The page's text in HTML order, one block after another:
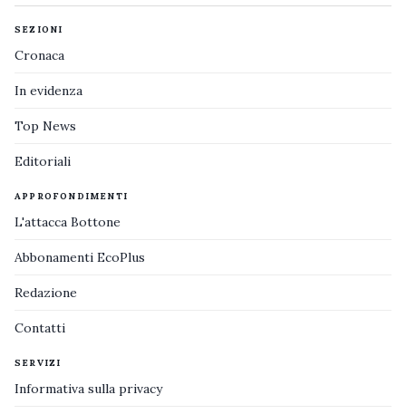
SEZIONI
Cronaca
In evidenza
Top News
Editoriali
APPROFONDIMENTI
L'attacca Bottone
Abbonamenti EcoPlus
Redazione
Contatti
SERVIZI
Informativa sulla privacy